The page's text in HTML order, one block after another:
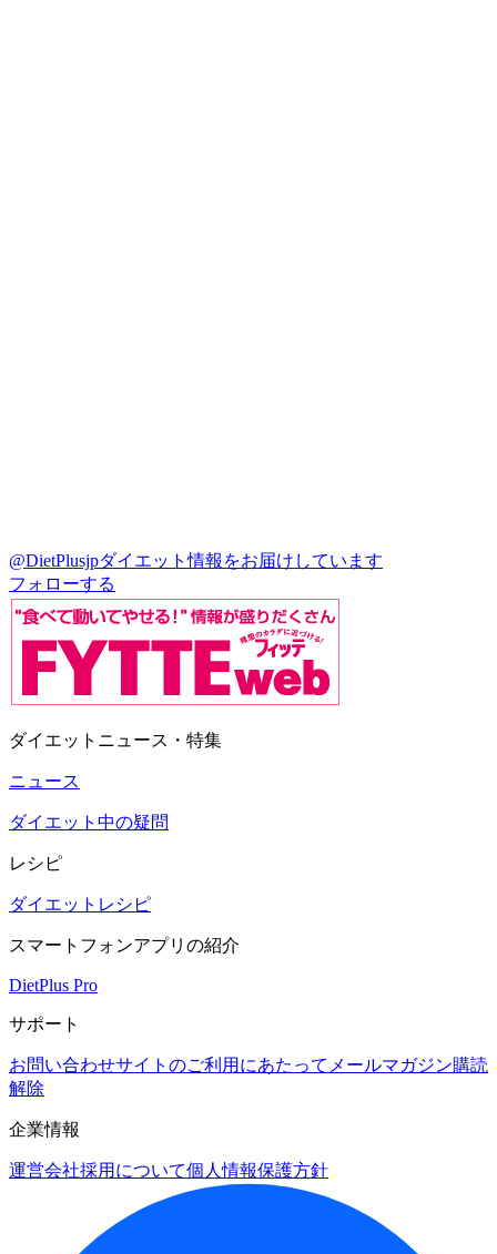
@DietPlusjpダイエット情報をお届けしています
フォローする
ダイエットニュース・特集
ニュース
ダイエット中の疑問
レシピ
ダイエットレシピ
スマートフォンアプリの紹介
DietPlus Pro
サポート
お問い合わせサイトのご利用にあたって メールマガジン購読
解除
企業情報
運営会社採用について個人情報保護方針